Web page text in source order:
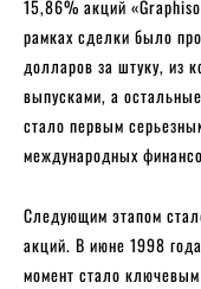
15,86% акций
рамках сделки было
долларов за штуку, из
выпусками, а
стало первым
международных
Следующим этапом
акций. В июне 1998
момент стало